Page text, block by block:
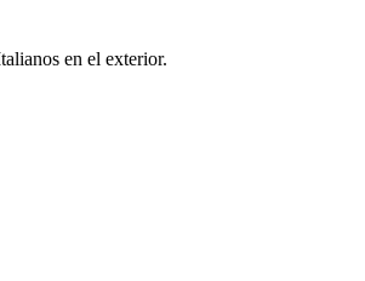
en el exterior.